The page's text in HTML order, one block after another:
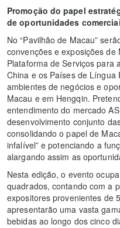
Promoção do papel
de oportunidades
No “Pavilhão de Macau”
convenções e exposições
Plataforma de Serviços para
China e os Países de Língua
ambientes de negócios e
Macau e em Hengqin.
entendimento do mercado
desenvolvimento conjunto
consolidando o papel de
infalível” e potenciando a
alargando assim as
Nesta edição, o evento
quadrados, contando com a
expositores provenientes de
apresentarão uma vasta
bebidas ao longo dos cinco